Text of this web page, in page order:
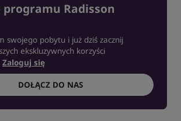
programu Radisson
swojego pobytu i już dziś zacznij
ekskluzywnych korzyści
Zaloguj się
DOŁĄCZ DO NAS